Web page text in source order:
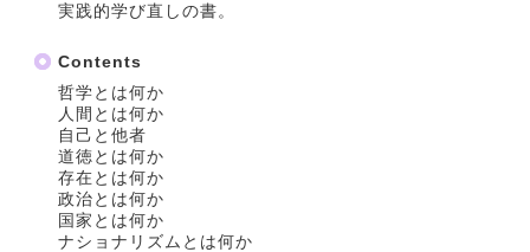
実践的学び直しの書。
Contents
哲学とは何か
人間とは何か
自己と他者
道徳とは何か
存在とは何か
政治とは何か
国家とは何か
ナショナリズムとは何か